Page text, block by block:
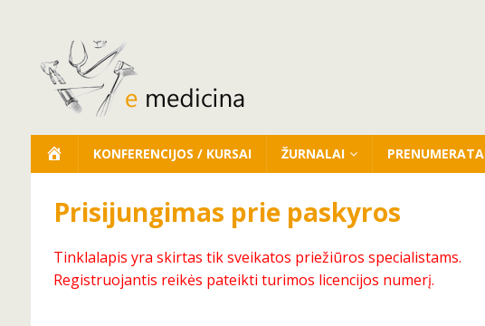
KONFERENCIJOS / KURSAI ŽURNALAI PRENUMERATA
Prisijungimas prie paskyros
Tinklalapis yra skirtas tik sveikatos priežiūros specialistams.
Registruojantis reikės pateikti turimos licencijos numerį.